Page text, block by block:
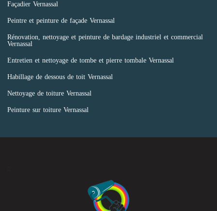
Façadier Vernassal
Peintre et peinture de façade Vernassal
Rénovation, nettoyage et peinture de bardage industriel et commercial
Vernassal
Entretien et nettoyage de tombe et pierre tombale Vernassal
Habillage de dessous de toit Vernassal
Nettoyage de toiture Vernassal
Peinture sur toiture Vernassal